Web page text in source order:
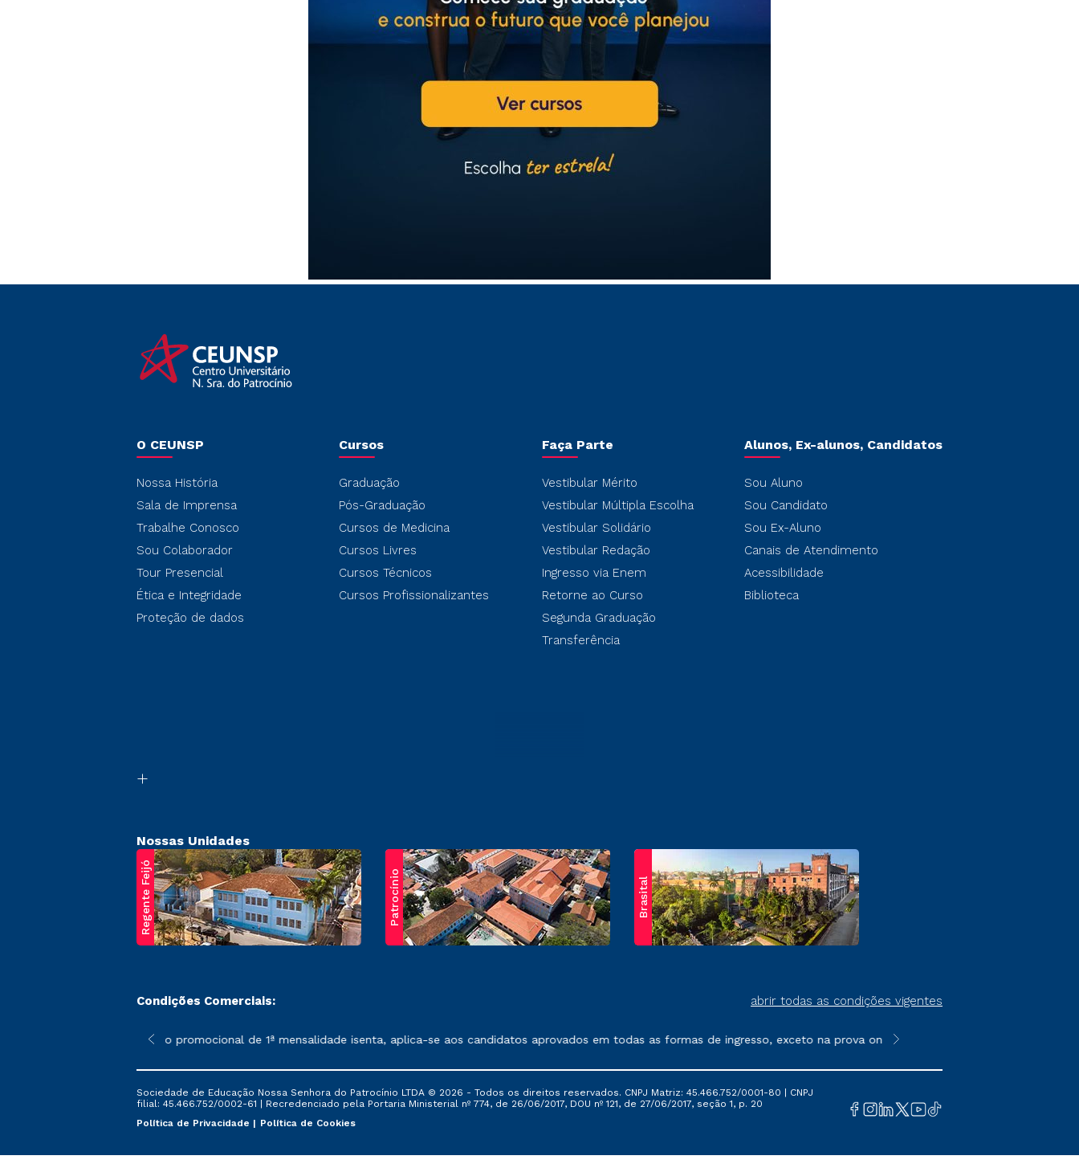
O CEUNSP
Nossa História
Sala de Imprensa
Trabalhe Conosco
Sou Colaborador
Tour Presencial
Ética e Integridade
Proteção de dados
Cursos
Graduação
Pós-Graduação
Cursos de Medicina
Cursos Livres
Cursos Técnicos
Cursos Profissionalizantes
Faça Parte
Vestibular Mérito
Vestibular Múltipla Escolha
Vestibular Solidário
Vestibular Redação
Ingresso via Enem
Retorne ao Curso
Segunda Graduação
Transferência
Alunos, Ex-alunos, Candidatos
Sou Aluno
Sou Candidato
Sou Ex-Aluno
Canais de Atendimento
Acessibilidade
Biblioteca
Nossas Unidades
Regente Feijó Patrocínio Brasital
Condições Comerciais: abrir todas as condições vigentes
sofrer alterações nos períodos de rematrícula conforme exposto no contrato de prestação de serviços.
*A condição promocional de 1ª mensalidade isenta, aplica-se aos candidatos aprovados em todas as formas de ingresso, exceto na prova on-line ou agendada, que ofertam
**Semipresencial é um formato do
Sociedade de Educação Nossa Senhora do Patrocínio LTDA © 2026 - Todos os direitos reservados. CNPJ Matriz: 45.466.752/0001-80 | CNPJ
filial: 45.466.752/0002-61 | Recredenciado pela Portaria Ministerial nº 774, de 26/06/2017, DOU nº 121, de 27/06/2017, seção 1, p. 20
Política de Privacidade
Política de Cookies